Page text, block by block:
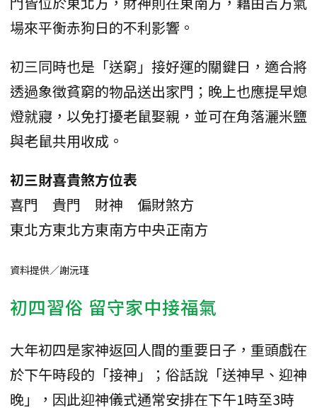
場來平衡赤狗日的不利影響。
初三同時也是「送窮」接好運的關鍵日，適合將
透過象徵貧窮的物品送出家門；晚上也應提早熄
燈就寢，以免打擾老鼠娶親，並可在角落灑米鹽
與老鼠共用收成。
初三財喜貴煞方位表
喜門
貴門 財神 偏財煞方
東北方東北方東南方中央正南方
資料提供／謝沅瑾
初四習俗 留守家中接福氣
大年初四是家神返回人間的重要日子，重頭戲在
於下午時段的「接神」；俗話說「送神早、迎神
晚」，因此迎神儀式通常安排在下午1時至3時